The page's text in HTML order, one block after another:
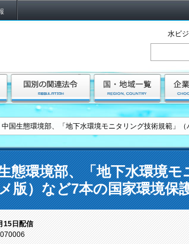
水ビ
中国生態環境部、「地下水環境モニタリング技術規範」
態環境部、「地下水環境
版）など7本の国家環境保
15日配信